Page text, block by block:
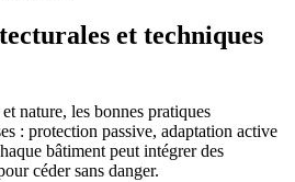
et techniques
nature, les bonnes pratiques
: protection passive, adaptation active
bâtiment peut intégrer des
céder sans danger.